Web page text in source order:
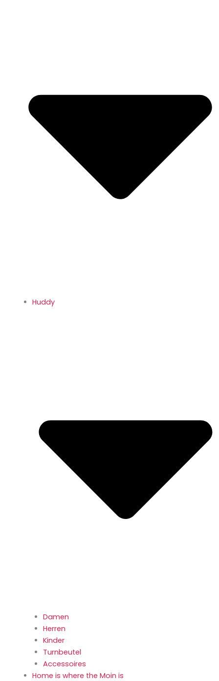
Huddy
Damen
Herren
Kinder
Turnbeutel
Accessoires
Home is where the Moin is